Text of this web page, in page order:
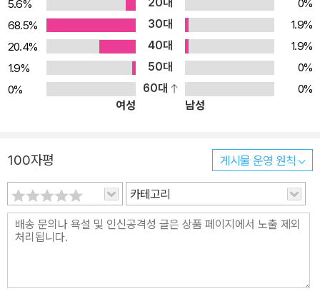
5.6% 20대
0%
68.5%
30대
1.9%
20.4%
40대
1.9%
1.9%
50대
0%
0%
60대
0%
여성
남성
100자평 게시물 운영 원칙
카테고리